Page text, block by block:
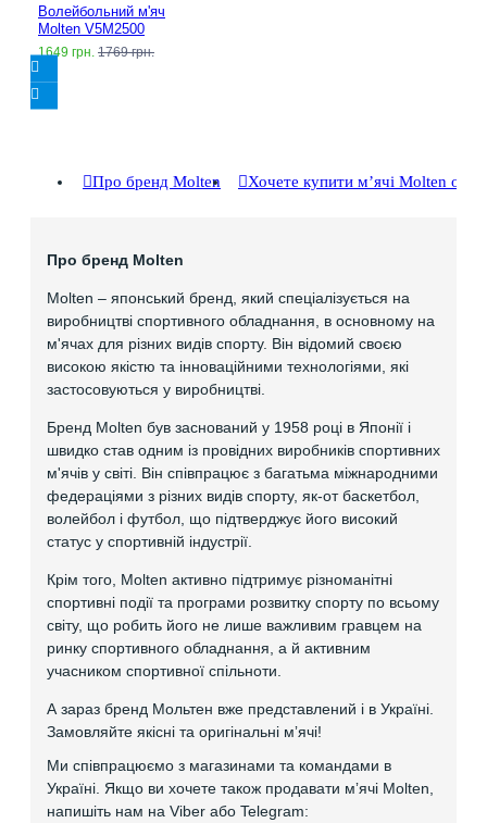
Волейбольний м'яч
Molten V5M2500
1649 грн. 1769 грн.
Про бренд Molten Хочете купити мʼячі Molten
Про бренд Molten
Molten – японський бренд, який спеціалізується на
виробництві спортивного обладнання, в основному на
м'ячах для різних видів спорту. Він відомий своєю
високою якістю та інноваційними технологіями, які
застосовуються у виробництві.
Бренд Molten був заснований у 1958 році в Японії і
швидко став одним із провідних виробників спортивних
м'ячів у світі. Він співпрацює з багатьма міжнародними
федераціями з різних видів спорту, як-от баскетбол,
волейбол і футбол, що підтверджує його високий
статус у спортивній індустрії.
Крім того, Molten активно підтримує різноманітні
спортивні події та програми розвитку спорту по всьому
світу, що робить його не лише важливим гравцем на
ринку спортивного обладнання, а й активним
учасником спортивної спільноти.
А зараз бренд Мольтен вже представлений і в Україні.
Замовляйте якісні та оригінальні мʼячі!
Ми співпрацюємо з магазинами та командами в
Україні. Якщо ви хочете також продавати мʼячі Molten,
напишіть нам на Viber або Telegram: